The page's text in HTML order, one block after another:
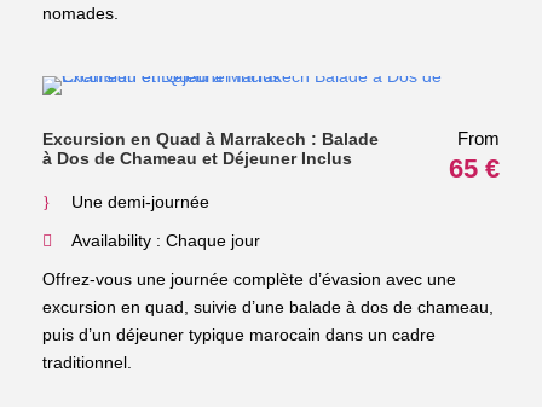
nomades.
Excursion en Quad à Marrakech : Balade
à Dos de Chameau et Déjeuner Inclus
From
65 €
Une demi-journée
Availability : Chaque jour
Offrez-vous une journée complète d’évasion avec une
excursion en quad, suivie d’une balade à dos de chameau,
puis d’un déjeuner typique marocain dans un cadre
traditionnel.